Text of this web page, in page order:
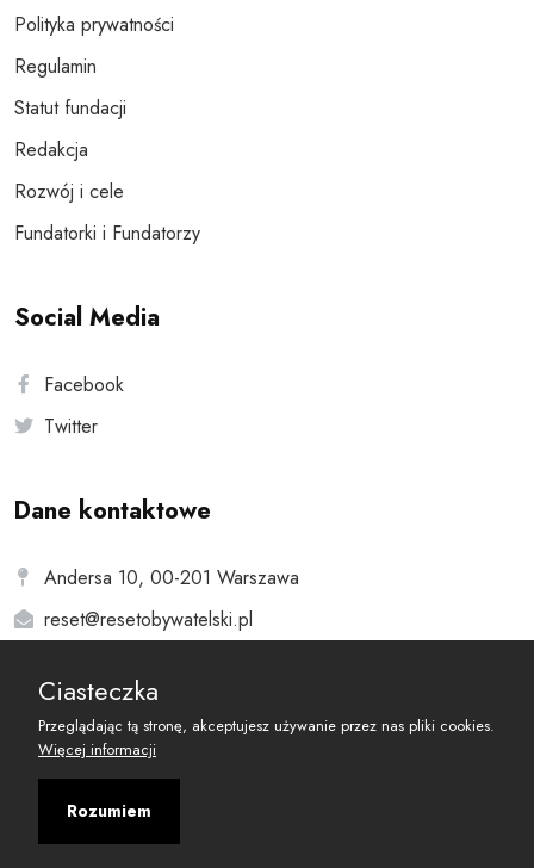
Polityka prywatności
Regulamin
Statut fundacji
Redakcja
Rozwój i cele
Fundatorki i Fundatorzy
Social Media
Facebook
Twitter
Dane kontaktowe
Andersa 10, 00-201 Warszawa
reset@resetobywatelski.pl
Ciasteczka
Przeglądając tą stronę, akceptujesz używanie przez nas pliki cookies.
Więcej informacji
Rozumiem